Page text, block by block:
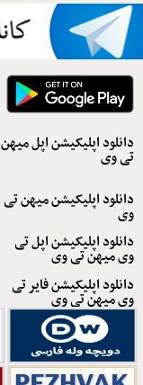
دانلود اپلیکیشن اپل میهن
تی وی
دانلود اپلیکیشن میهن تی
وی
دانلود اپلیکیشن اپل تی
وی میهن تی وی
دانلود اپلیکیشن فایر تی
وی میهن تی وی